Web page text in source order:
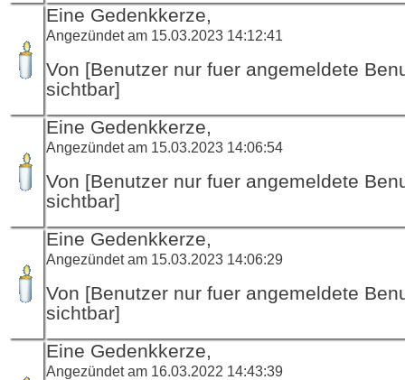
Eine Gedenkkerze,
Angezündet am 15.03.2023 14:12:41
Von [Benutzer nur fuer angemeldete
sichtbar]
Eine Gedenkkerze,
Angezündet am 15.03.2023 14:06:54
Von [Benutzer nur fuer angemeldete
sichtbar]
Eine Gedenkkerze,
Angezündet am 15.03.2023 14:06:29
Von [Benutzer nur fuer angemeldete
sichtbar]
Eine Gedenkkerze,
Angezündet am 16.03.2022 14:43:39